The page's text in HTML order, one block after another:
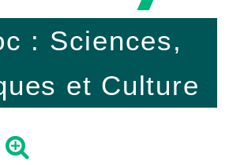
: Sciences,
et Culture